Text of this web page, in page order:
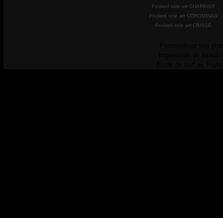
Foulard soie art CHARRIER
Foulard soie art COROMINAS
Foulard soie art CRISSE